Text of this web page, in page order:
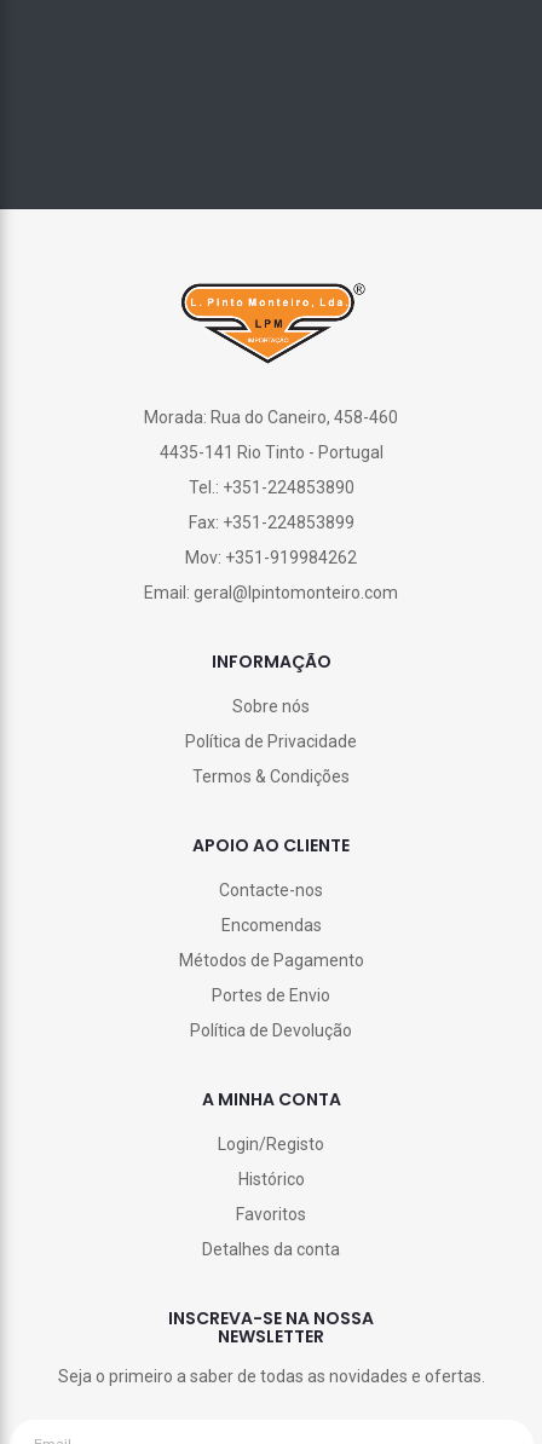
Morada: Rua do Caneiro, 458-460
4435-141 Rio Tinto - Portugal
Tel.: +351-224853890
Fax: +351-224853899
Mov: +351-919984262
Email: geral@lpintomonteiro.com
INFORMAÇÃO
Sobre nós
Política de Privacidade
Termos & Condições
APOIO AO CLIENTE
Contacte-nos
Encomendas
Métodos de Pagamento
Portes de Envio
Política de Devolução
A MINHA CONTA
Login/Registo
Histórico
Favoritos
Detalhes da conta
INSCREVA-SE NA NOSSA
NEWSLETTER
Seja o primeiro a saber de todas as novidades e ofertas.